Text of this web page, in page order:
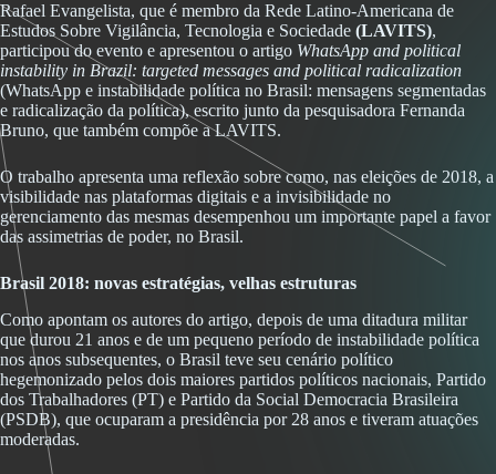
Rafael Evangelista, que é membro da Rede Latino-Americana de
Estudos Sobre Vigilância, Tecnologia e Sociedade (LAVITS),
participou do evento e apresentou o artigo WhatsApp and political
instability in Brazil: targeted messages and political radicalization
(WhatsApp e instabilidade política no Brasil: mensagens segmentadas
e radicalização da política), escrito junto da pesquisadora Fernanda
Bruno, que também compõe a LAVITS.
O trabalho apresenta uma reflexão sobre como, nas eleições de 2018, a
visibilidade nas plataformas digitais e a invisibilidade no
gerenciamento das mesmas desempenhou um importante papel a favor
das assimetrias de poder, no Brasil.
Brasil 2018: novas estratégias, velhas estruturas
Como apontam os autores do artigo, depois de uma ditadura militar
que durou 21 anos e de um pequeno período de instabilidade política
nos anos subsequentes, o Brasil teve seu cenário político
hegemonizado pelos dois maiores partidos políticos nacionais, Partido
dos Trabalhadores (PT) e Partido da Social Democracia Brasileira
(PSDB), que ocuparam a presidência por 28 anos e tiveram atuações
moderadas.